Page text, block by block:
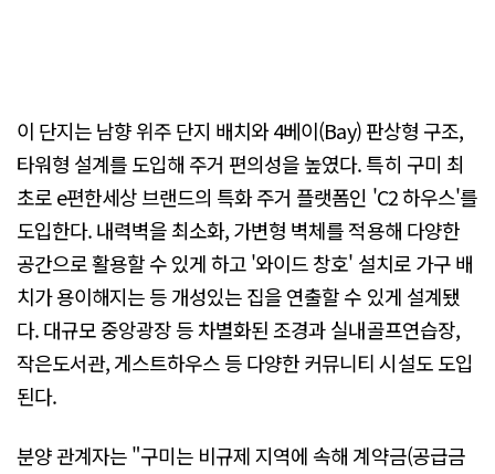
이 단지는 남향 위주 단지 배치와 4베이(Bay) 판상형 구조,
타워형 설계를 도입해 주거 편의성을 높였다. 특히 구미 최
초로 e편한세상 브랜드의 특화 주거 플랫폼인 'C2 하우스'를
도입한다. 내력벽을 최소화, 가변형 벽체를 적용해 다양한
공간으로 활용할 수 있게 하고 '와이드 창호' 설치로 가구 배
치가 용이해지는 등 개성있는 집을 연출할 수 있게 설계됐
다. 대규모 중앙광장 등 차별화된 조경과 실내골프연습장,
작은도서관, 게스트하우스 등 다양한 커뮤니티 시설도 도입
된다.
분양 관계자는 "구미는 비규제 지역에 속해 계약금(공급금